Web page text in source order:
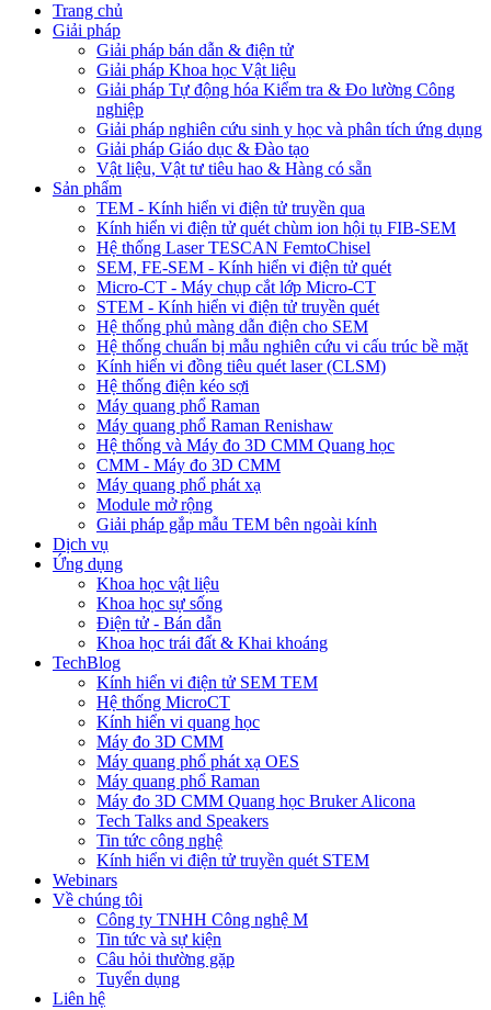
Trang chủ
Giải pháp
Giải pháp bán dẫn & điện tử
Giải pháp Khoa học Vật liệu
Giải pháp Tự động hóa Kiểm tra & Đo lường Công
nghiệp
Giải pháp nghiên cứu sinh y học và phân tích ứng dụng
Giải pháp Giáo dục & Đào tạo
Vật liệu, Vật tư tiêu hao & Hàng có sẵn
Sản phẩm
TEM - Kính hiển vi điện tử truyền qua
Kính hiển vi điện tử quét chùm ion hội tụ FIB-SEM
Hệ thống Laser TESCAN FemtoChisel
SEM, FE-SEM - Kính hiển vi điện tử quét
Micro-CT - Máy chụp cắt lớp Micro-CT
STEM - Kính hiển vi điện tử truyền quét
Hệ thống phủ màng dẫn điện cho SEM
Hệ thống chuẩn bị mẫu nghiên cứu vi cấu trúc bề mặt
Kính hiển vi đồng tiêu quét laser (CLSM)
Hệ thống điện kéo sợi
Máy quang phổ Raman
Máy quang phổ Raman Renishaw
Hệ thống và Máy đo 3D CMM Quang học
CMM - Máy đo 3D CMM
Máy quang phổ phát xạ
Module mở rộng
Giải pháp gắp mẫu TEM bên ngoài kính
Dịch vụ
Ứng dụng
Khoa học vật liệu
Khoa học sự sống
Điện tử - Bán dẫn
Khoa học trái đất & Khai khoáng
TechBlog
Kính hiển vi điện tử SEM TEM
Hệ thống MicroCT
Kính hiển vi quang học
Máy đo 3D CMM
Máy quang phổ phát xạ OES
Máy quang phổ Raman
Máy đo 3D CMM Quang học Bruker Alicona
Tech Talks and Speakers
Tin tức công nghệ
Kính hiển vi điện tử truyền quét STEM
Webinars
Về chúng tôi
Công ty TNHH Công nghệ M
Tin tức và sự kiện
Câu hỏi thường gặp
Tuyển dụng
Liên hệ